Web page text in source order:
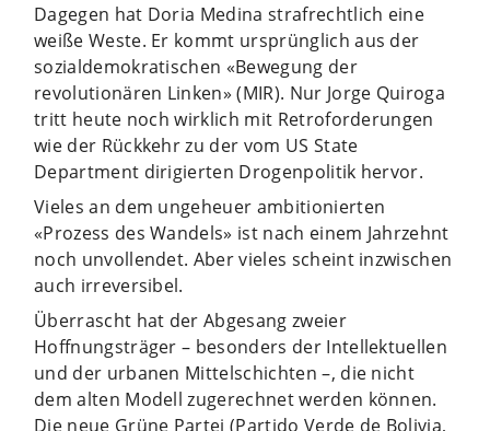
Dagegen hat Doria Medina strafrechtlich eine
weiße Weste. Er kommt ursprünglich aus der
sozialdemokratischen «Bewegung der
revolutionären Linken» (MIR). Nur Jorge Quiroga
tritt heute noch wirklich mit Retroforderungen
wie der Rückkehr zu der vom US State
Department dirigierten Drogenpolitik hervor.
Vieles an dem ungeheuer ambitionierten
«Prozess des Wandels» ist nach einem Jahrzehnt
noch unvollendet. Aber vieles scheint inzwischen
auch irreversibel.
Überrascht hat der Abgesang zweier
Hoffnungsträger – besonders der Intellektuellen
und der urbanen Mittelschichten –, die nicht
dem alten Modell zugerechnet werden können.
Die neue Grüne Partei (Partido Verde de Bolivia,